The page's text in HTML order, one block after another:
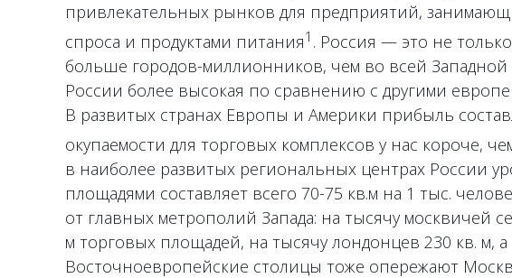
привлекательных рынков для предприятий,
спроса и продуктами питания1 . Россия — это не
больше городов-миллионников, чем во всей
России более высокая по сравнению с другими
В развитых странах Европы и Америки прибыль
окупаемости для торговых комплексов у нас короче,
в наиболее развитых региональных центрах России
площадями составляет всего 70-75 кв.м на 1 тыс.
от главных метрополий Запада: на тысячу москвичей
м торговых площадей, на тысячу лондонцев 230 кв. м,
Восточноевропейские столицы тоже опережают